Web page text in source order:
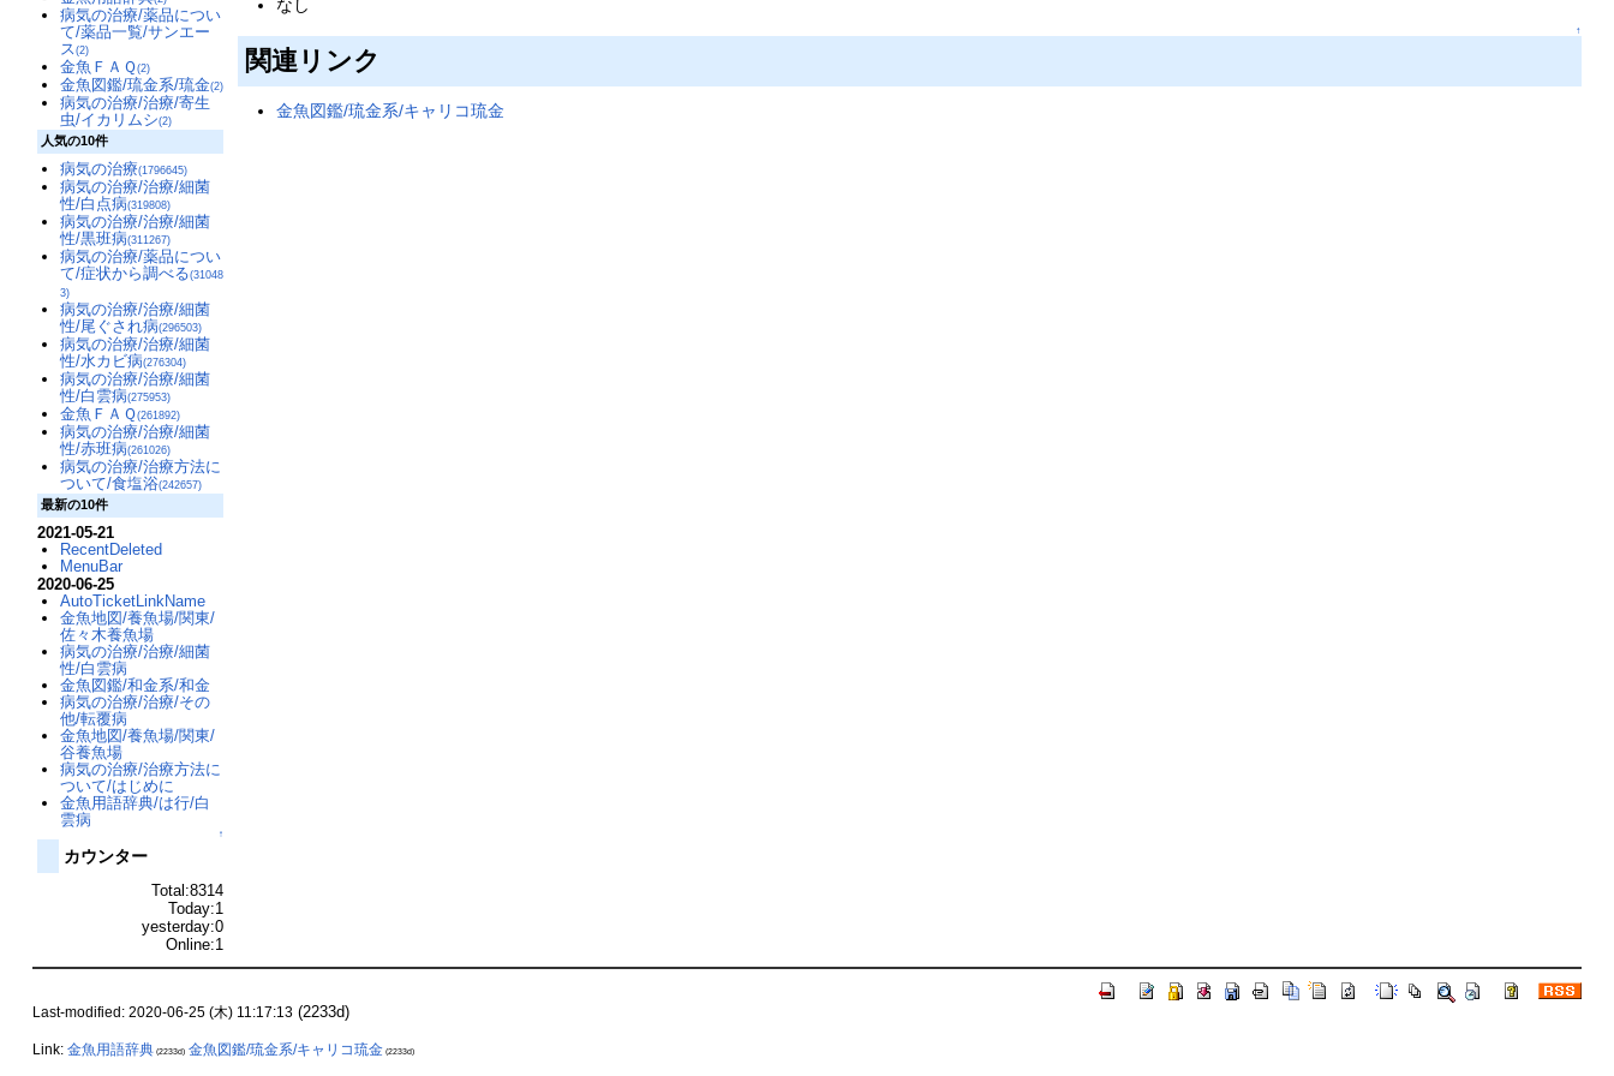
なし
↑
関連リンク
金魚図鑑/琉金系/キャリコ琉金
病気の治療/薬品につい
て/薬品一覧/サンエー
ス(2)
金魚ＦＡＱ(2)
金魚図鑑/琉金系/琉金(2)
病気の治療/治療/寄生
虫/イカリムシ(2)
人気の10件
病気の治療(1796645)
病気の治療/治療/細菌
性/白点病(319808)
病気の治療/治療/細菌
性/黒班病(311267)
病気の治療/薬品につい
て/症状から調べる(31048
3)
病気の治療/治療/細菌
性/尾ぐされ病(296503)
病気の治療/治療/細菌
性/水カビ病(276304)
病気の治療/治療/細菌
性/白雲病(275953)
金魚ＦＡＱ(261892)
病気の治療/治療/細菌
性/赤班病(261026)
病気の治療/治療方法に
ついて/食塩浴(242657)
最新の10件
2021-05-21
RecentDeleted
MenuBar
2020-06-25
AutoTicketLinkName
金魚地図/養魚場/関東/
佐々木養魚場
病気の治療/治療/細菌
性/白雲病
金魚図鑑/和金系/和金
病気の治療/治療/その
他/転覆病
金魚地図/養魚場/関東/
谷養魚場
病気の治療/治療方法に
ついて/はじめに
金魚用語辞典/は行/白
雲病
↑
カウンター
Total:8314
Today:1
yesterday:0
Online:1
Last-modified: 2020-06-25 (木) 11:17:13(2233d)
Link: 金魚用語辞典(2233d) 金魚図鑑/琉金系/キャリコ琉金(2233d)